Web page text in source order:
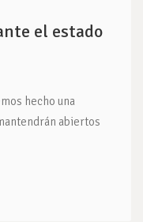
el estado
hecho una
abiertos